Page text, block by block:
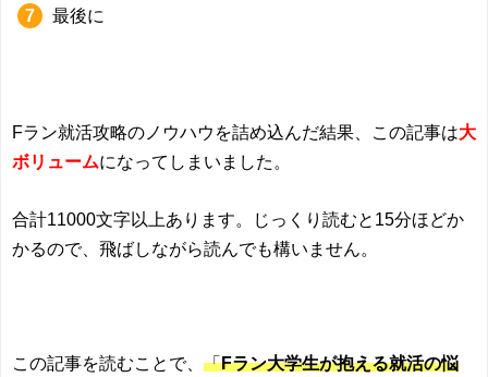
最後に
Fラン就活攻略のノウハウを詰め込んだ結果、この記事は大
ボリュームになってしまいました。
合計11000文字以上あります。じっくり読むと15分ほどか
かるので、飛ばしながら読んでも構いません。
この記事を読むことで、 「Fラン大学生が抱える就活の悩